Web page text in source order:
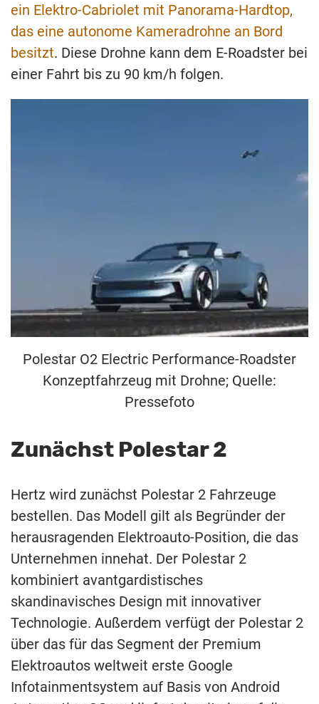
ein Elektro-Cabriolet mit Panorama-Hardtop,
das eine autonome Kameradrohne an Bord
besitzt. Diese Drohne kann dem E-Roadster bei
einer Fahrt bis zu 90 km/h folgen.
Polestar O2 Electric Performance-Roadster
Konzeptfahrzeug mit Drohne; Quelle:
Pressefoto
Zunächst Polestar 2
Hertz wird zunächst Polestar 2 Fahrzeuge
bestellen. Das Modell gilt als Begründer der
herausragenden Elektroauto-Position, die das
Unternehmen innehat. Der Polestar 2
kombiniert avantgardistisches
skandinavisches Design mit innovativer
Technologie. Außerdem verfügt der Polestar 2
über das für das Segment der Premium
Elektroautos weltweit erste Google
Infotainmentsystem auf Basis von Android